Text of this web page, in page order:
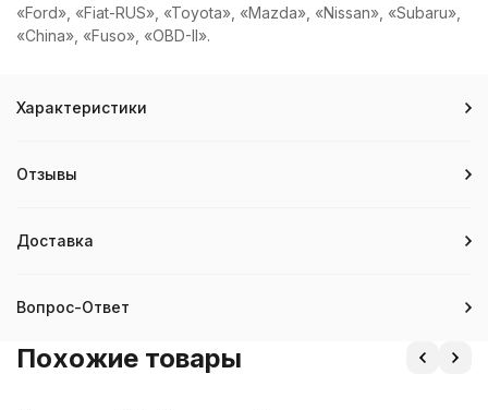
«Ford», «Fiat-RUS», «Toyota», «Mazda», «Nissan», «Subaru»,
«China», «Fuso», «OBD-II».
Характеристики
Отзывы
Доставка
Вопрос-Ответ
Похожие товары